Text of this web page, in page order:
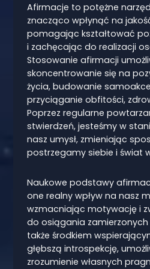
Afirmacje to potężne
znacząco wpłynąć na
pomagając kształtować
i zachęcając do realizacji
Stosowanie afirmacji
skoncentrowanie się na
życia, budowanie
przyciąganie obfitości,
Poprzez regularne
stwierdzeń, jesteśmy w
nasz umysł, zmieniając
postrzegamy siebie i świat
Naukowe podstawy
one realny wpływ na nasz
wzmacniając motywację i
do osiągania
także środkiem
głębszą introspekcję,
zrozumienie własnych